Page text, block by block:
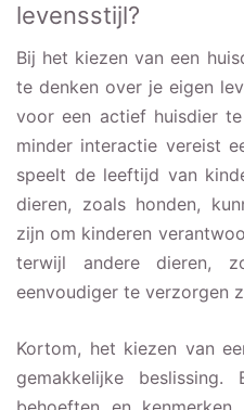
levensstijl?
Bij het kiezen van een
te denken over je eigen
voor een actief huisdier
minder interactie vereist
speelt de leeftijd van
dieren, zoals honden,
zijn om kinderen
terwijl andere dieren,
eenvoudiger te verzorgen
Kortom, het kiezen van
gemakkelijke